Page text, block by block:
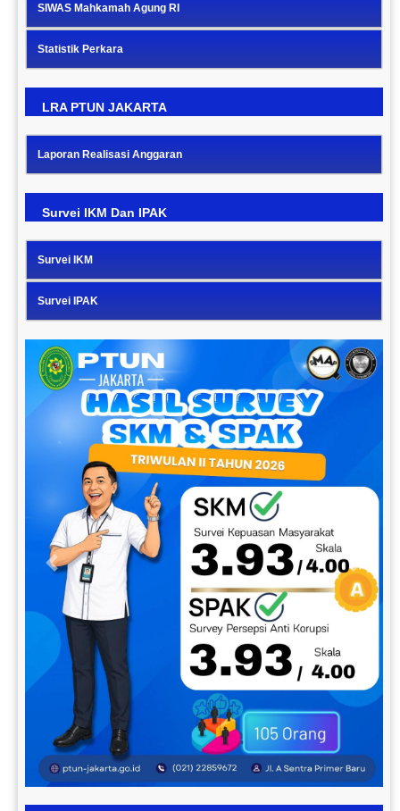
SIWAS Mahkamah Agung RI
Statistik Perkara
LRA PTUN JAKARTA
Laporan Realisasi Anggaran
Survei IKM Dan IPAK
Survei IKM
Survei IPAK
Previous Next